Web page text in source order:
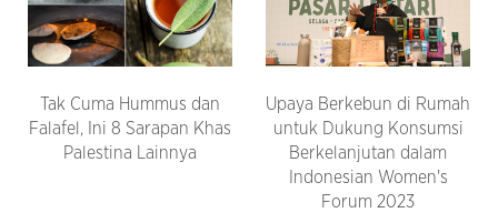
Tak Cuma Hummus dan
Falafel, Ini 8 Sarapan Khas
Palestina Lainnya
Upaya Berkebun di Rumah
untuk Dukung Konsumsi
Berkelanjutan dalam
Indonesian Women's
Forum 2023